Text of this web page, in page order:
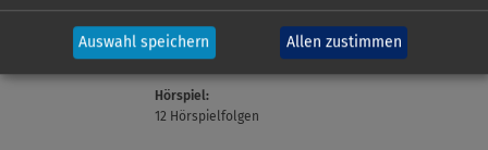
Sozialkompetenz und den richtigen Werten bietet
Emmy ein umfassendes, aber glaubhaftes
Spektrum an Mädchenträumen aller Art.
Hörspiel:
12 Hörspielfolgen
Auswahl speichern Allen zustimmen